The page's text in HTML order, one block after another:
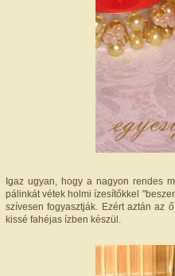
Igaz ugyan, hogy a nagyon rendes
pálinkát vétek holmi ízesítőkkel
szívesen fogyasztják. Ezért aztán az
kissé fahéjas ízben készül.